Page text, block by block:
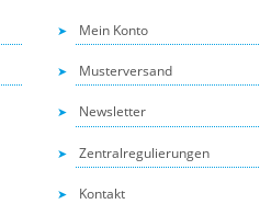
Mein Konto
Musterversand
Newsletter
Zentralregulierungen
Kontakt